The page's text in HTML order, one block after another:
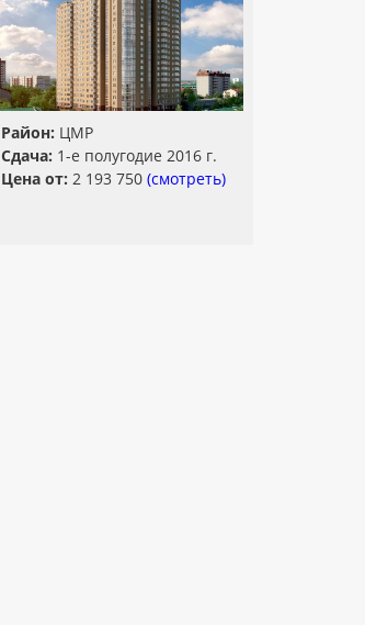
Район: ЦМР
Сдача: 1-е полугодие 2016 г.
Цена от: 2 193 750 (смотреть)